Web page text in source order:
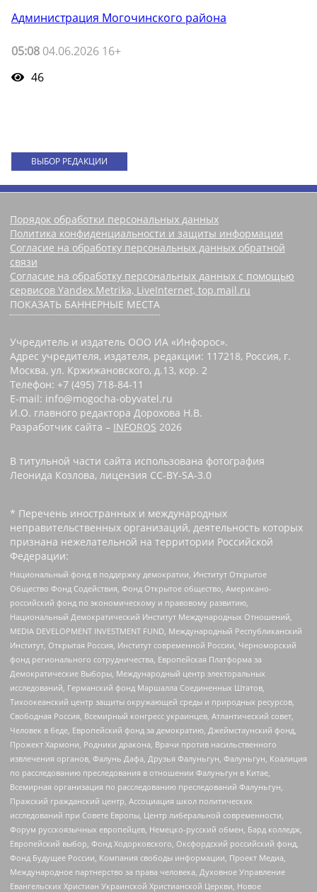
Администрация Могочинского района
05:08 04.06.2026 16+
46
ВЫБОР РЕДАКЦИИ
Порядок обработки персональных данных
Политика конфиденциальности и защиты информации
Согласие на обработку персональных данных обратной
связи
Согласие на обработку персональных данных с помощью
сервисов Yandex.Metrika, LiveInternet, top.mail.ru
ПОКАЗАТЬ БАННЕРНЫЕ МЕСТА
Учредитель и издатель ООО ИА «Инфорос».
Адрес учредителя, издателя, редакции: 117218, Россия, г.
Москва, ул. Кржижановского, д.13, кор. 2
Телефон: +7 (495) 718-84-11
E-mail: info@mogocha-obyvatel.ru
И.О. главного редактора Дорохова Н.В.
Разработчик сайта – INFOROS 2026
В титульной части сайта использована фотография
Леонида Козлова, лицензия CC-BY-SA-3.0
* Перечень иностранных и международных
неправительственных организаций, деятельность которых
признана нежелательной на территории Российской
Федерации:
Национальный фонд в поддержку демократии, Институт Открытое
Общество Фонд Содействия, Фонд Открытое общество, Американо-
российский фонд по экономическому и правовому развитию,
Национальный Демократический Институт Международных Отношений,
MEDIA DEVELOPMENT INVESTMENT FUND, Международный Республиканский
Институт, Открытая Россия, Институт современной России, Черноморский
фонд регионального сотрудничества, Европейская Платформа за
Демократические Выборы, Международный центр электоральных
исследований, Германский фонд Маршалла Соединенных Штатов,
Тихоокеанский центр защиты окружающей среды и природных ресурсов,
Свободная Россия, Всемирный конгресс украинцев, Атлантический совет,
Человек в беде, Европейский фонд за демократию, Джеймстаунский фонд,
Прожект Хармони, Родники дракона, Врачи против насильственного
извлечения органов, Фалунь Дафа, Друзья Фалуньгун, Фалуньгун, Коалиция
по расследованию преследования в отношении Фалуньгун в Китае,
Всемирная организация по расследованию преследований Фалуньгун,
Пражский гражданский центр, Ассоциация школ политических
исследований при Совете Европы, Центр либеральной современности,
Форум русскоязычных европейцев, Немецко-русский обмен, Бард колледж,
Европейский выбор, Фонд Ходорковского, Оксфордский российский фонд,
Фонд Будущее России, Компания свободы информации, Проект Медиа,
Международное партнерство за права человека, Духовное Управление
Евангельских Христиан Украинской Христианской Церкви, Новое